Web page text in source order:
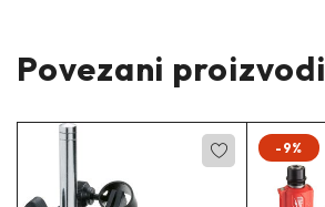
Povezani proizvodi
-9%